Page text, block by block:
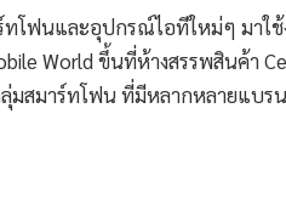
ทโฟนและอุปกรณ์ไอทีใหม่ๆ มาใ
World ขึ้นที่ห้างสรรพสินค้า
สมาร์ทโฟน ที่มีหลากหลายแบร